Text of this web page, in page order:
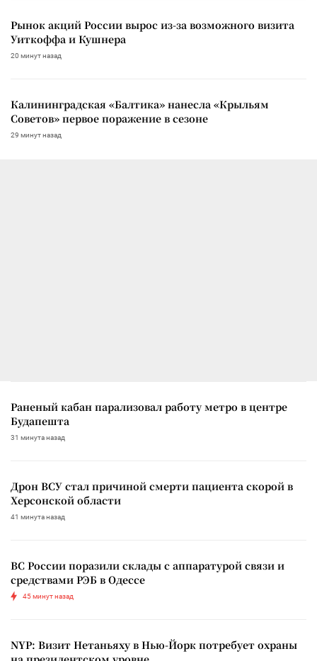
Рынок акций России вырос из-за возможного визита
Уиткоффа и Кушнера
20 минут назад
Калининградская «Балтика» нанесла «Крыльям
Советов» первое поражение в сезоне
29 минут назад
Раненый кабан парализовал работу метро в центре
Будапешта
31 минута назад
Дрон ВСУ стал причиной смерти пациента скорой в
Херсонской области
41 минута назад
ВС России поразили склады с аппаратурой связи и
средствами РЭБ в Одессе
45 минут назад
NYP: Визит Нетаньяху в Нью-Йорк потребует охраны